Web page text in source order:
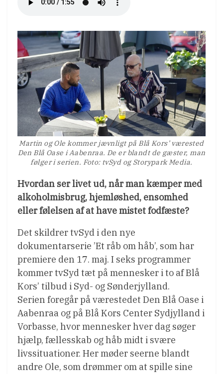
Martin og Ole kommer jævnligt på Blå Kors’ værested
Den Blå Oase i Aabenraa. De er blandt de gæster, man
følger i serien. Foto: tvSyd og Storypark Media.
Hvordan ser livet ud, når man kæmper med
alkoholmisbrug, hjemløshed, ensomhed
eller følelsen af at have mistet fodfæste?
Det skildrer tvSyd i den nye
dokumentarserie ’Et råb om håb’, som har
premiere den 17. maj. I seks programmer
kommer tvSyd tæt på mennesker i to af Blå
Kors’ tilbud i Syd- og Sønderjylland.
Serien foregår på værestedet Den Blå Oase i
Aabenraa og på Blå Kors Center Sydjylland i
Vorbasse, hvor mennesker hver dag søger
hjælp, fællesskab og håb midt i svære
livssituationer. Her møder seerne blandt
andre Ole, som drømmer om at spille sine